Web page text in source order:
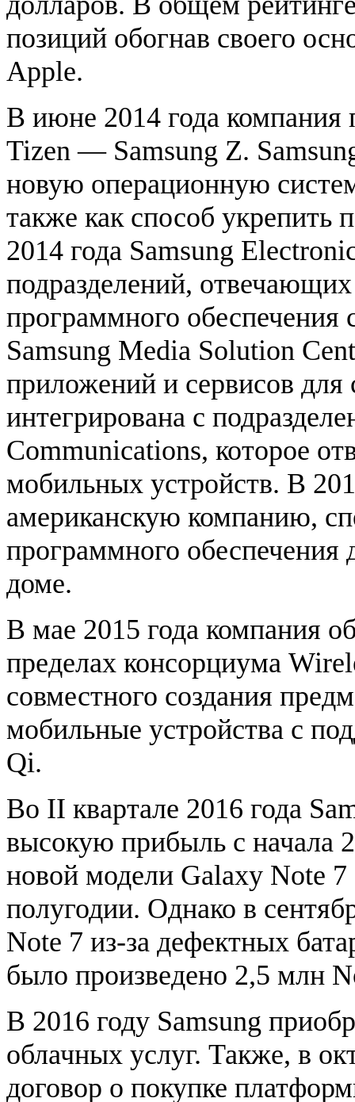
позиций обогнав своего
Apple.
В июне 2014 года
Tizen — Samsung Z.
новую операционную
также как способ
2014 года Samsung
подразделений,
программного
Samsung Media Solution
приложений и сервисов
интегрирована с
Communications, которое
мобильных устройств. В
американскую компанию,
программного обеспечения
доме.
В мае 2015 года компания
пределах консорциума
совместного создания
мобильные устройства c
Qi.
Во II квартале 2016 года
высокую прибыль с начала
новой модели Galaxy Note 7
полугодии. Однако в
Note 7 из-за дефектных
было произведено 2,5 млн
В 2016 году Samsung
облачных услуг. Также, в
договор о покупке